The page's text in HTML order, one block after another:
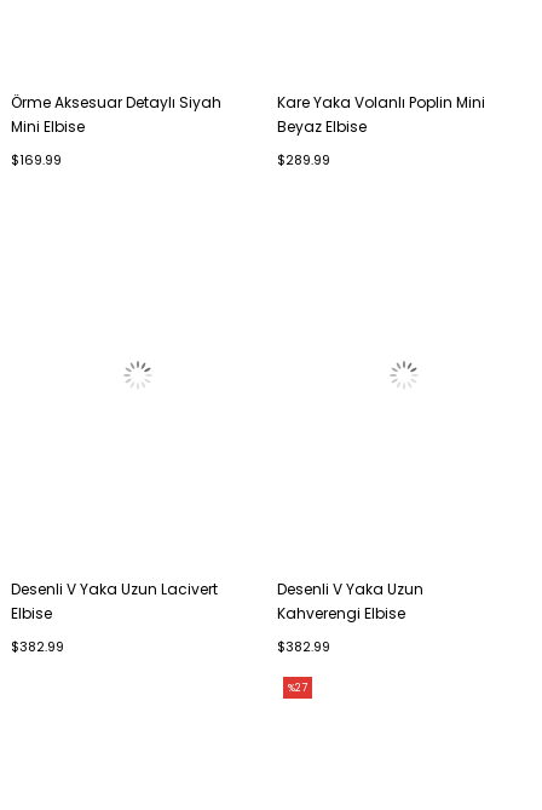
Örme Aksesuar Detaylı Siyah
Mini Elbise
$169.99
Kare Yaka Volanlı Poplin Mini
Beyaz Elbise
$289.99
Desenli V Yaka Uzun Lacivert
Elbise
$382.99
Desenli V Yaka Uzun
Kahverengi Elbise
$382.99
%27